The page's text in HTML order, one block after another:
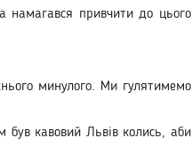
намагався привчити до цього
минулого. Ми гулятимемо
був кавовий Львів колись, аби